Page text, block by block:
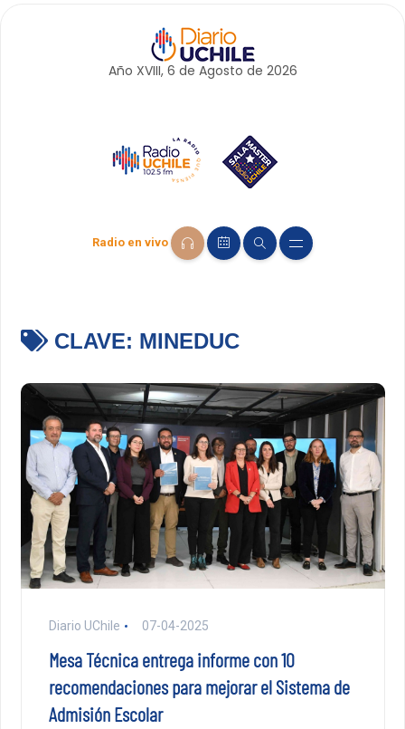
Año XVIII, 6 de Agosto de 2026
Radio en vivo
CLAVE: MINEDUC
Diario UChile 07-04-2025
Mesa Técnica entrega informe con 10
recomendaciones para mejorar el Sistema de
Admisión Escolar